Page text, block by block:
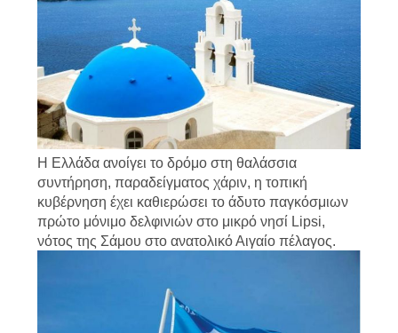
Η Ελλάδα ανοίγει το δρόμο στη θαλάσσια
συντήρηση, παραδείγματος χάριν, η τοπική
κυβέρνηση έχει καθιερώσει το άδυτο παγκόσμιων
πρώτο μόνιμο δελφινιών στο μικρό νησί Lipsi,
νότος της Σάμου στο ανατολικό Αιγαίο πέλαγος.